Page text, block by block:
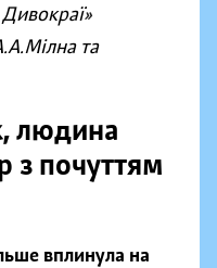
»
та
людина
з почуттям
вплинула на